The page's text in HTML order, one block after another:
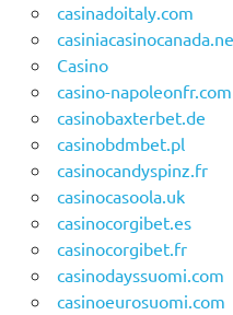
casinadoitaly.com
Casino
casino-napoleonfr.com
casinobaxterbet.de
casinobdmbet.pl
casinocandyspinz.fr
casinocasoola.uk
casinocorgibet.es
casinocorgibet.fr
casinodayssuomi.com
casinoeurosuomi.com